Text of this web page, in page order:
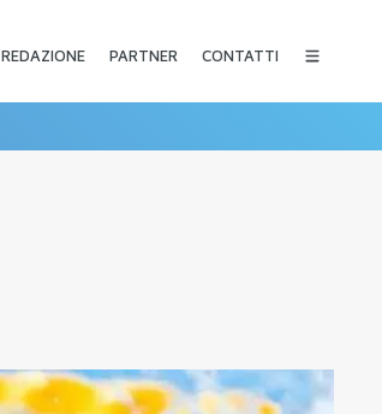
REDAZIONE PARTNER CONTATTI